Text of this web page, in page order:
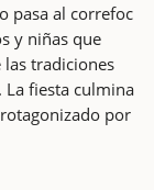
pasa al correfoc
y niñas que
tradiciones
fiesta culmina
por